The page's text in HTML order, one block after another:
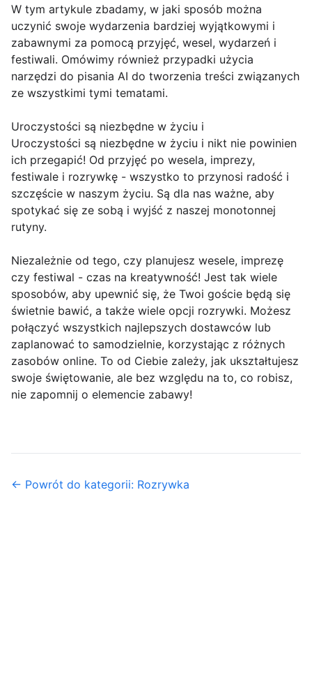
W tym artykule zbadamy, w jaki sposób można
uczynić swoje wydarzenia bardziej wyjątkowymi i
zabawnymi za pomocą przyjęć, wesel, wydarzeń i
festiwali. Omówimy również przypadki użycia
narzędzi do pisania AI do tworzenia treści związanych
ze wszystkimi tymi tematami.
Uroczystości są niezbędne w życiu i
Uroczystości są niezbędne w życiu i nikt nie powinien
ich przegapić! Od przyjęć po wesela, imprezy,
festiwale i rozrywkę - wszystko to przynosi radość i
szczęście w naszym życiu. Są dla nas ważne, aby
spotykać się ze sobą i wyjść z naszej monotonnej
rutyny.
Niezależnie od tego, czy planujesz wesele, imprezę
czy festiwal - czas na kreatywność! Jest tak wiele
sposobów, aby upewnić się, że Twoi goście będą się
świetnie bawić, a także wiele opcji rozrywki. Możesz
połączyć wszystkich najlepszych dostawców lub
zaplanować to samodzielnie, korzystając z różnych
zasobów online. To od Ciebie zależy, jak ukształtujesz
swoje świętowanie, ale bez względu na to, co robisz,
nie zapomnij o elemencie zabawy!
← Powrót do kategorii: Rozrywka